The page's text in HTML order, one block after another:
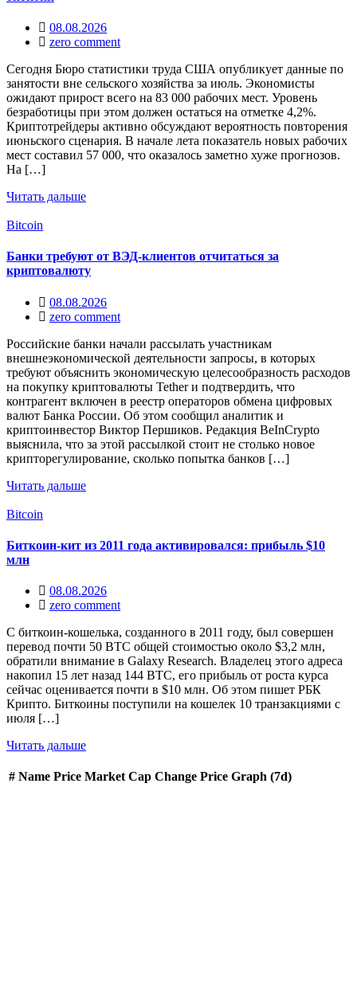
08.08.2026
zero comment
Сегодня Бюро статистики труда США опубликует данные по
занятости вне сельского хозяйства за июль. Экономисты
ожидают прирост всего на 83 000 рабочих мест. Уровень
безработицы при этом должен остаться на отметке 4,2%.
Криптотрейдеры активно обсуждают вероятность повторения
июньского сценария. В начале лета показатель новых рабочих
мест составил 57 000, что оказалось заметно хуже прогнозов.
На […]
Читать дальше
Bitcoin
Банки требуют от ВЭД-клиентов отчитаться за
криптовалюту
08.08.2026
zero comment
Российские банки начали рассылать участникам
внешнеэкономической деятельности запросы, в которых
требуют объяснить экономическую целесообразность расходов
на покупку криптовалюты Tether и подтвердить, что
контрагент включен в реестр операторов обмена цифровых
валют Банка России. Об этом сообщил аналитик и
криптоинвестор Виктор Першиков. Редакция BeInCrypto
выяснила, что за этой рассылкой стоит не столько новое
крипторегулирование, сколько попытка банков […]
Читать дальше
Bitcoin
Биткоин-кит из 2011 года активировался: прибыль $10
млн
08.08.2026
zero comment
С биткоин-кошелька, созданного в 2011 году, был совершен
перевод почти 50 BTC общей стоимостью около $3,2 млн,
обратили внимание в Galaxy Research. Владелец этого адреса
накопил 15 лет назад 144 BTC, его прибыль от роста курса
сейчас оценивается почти в $10 млн. Об этом пишет РБК
Крипто. Биткоины поступили на кошелек 10 транзакциями с
июля […]
Читать дальше
# Name Price Market Cap Change Price Graph (7d)